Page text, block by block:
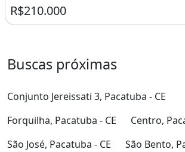
R$210.000
Buscas próximas
Conjunto Jereissati 3, Pacatuba - CE
Forquilha, Pacatuba - CE
Centro,
São José, Pacatuba - CE
São Bento,